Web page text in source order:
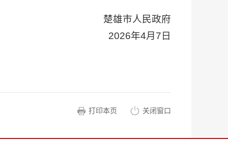
楚雄市人民政府
2026年4月7日
打印本页 关闭窗口